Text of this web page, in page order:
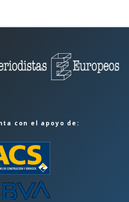
con el apoyo de: